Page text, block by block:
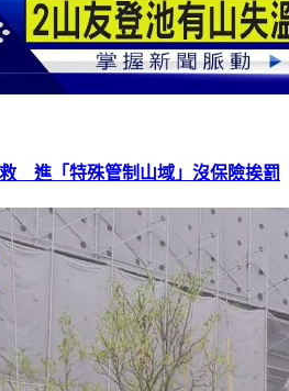
進「特殊管制山域」沒保險挨罰